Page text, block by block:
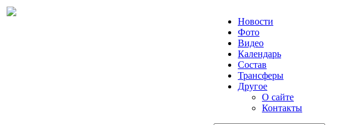
Новости
Фото
Видео
Календарь
Состав
Трансферы
Другое
О сайте
Контакты